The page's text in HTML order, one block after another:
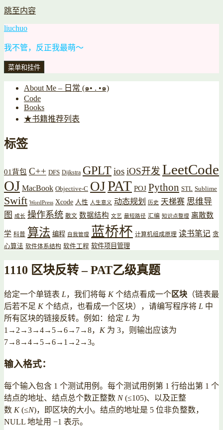
跳至内容
liuchuo
我不管，反正我最萌～
菜单和挂件
About Me – 日常 (๑• . •๑)
Code
Books
★书籍推荐列表
标签
01背包 C++ DFS Dijkstra GPLTiosiOS开发 LeetCode
OJ MacBook Objective-C OJPAT POJ Python STL Sublime
Swift WordPress Xcode 人性 人生意义 动态规划 历史 天梯赛 思维导
图
成长 操作系统 散文 数据结构 文艺 最短路径 汇编 知识点整理 离散数
学 科普 算法 编程 自我管理 蓝桥杯 计算机组成原理 读书笔记 贪
心算法 软件体系结构 软件工程 软件项目管理
1110 区块反转 – PAT乙级真题
给定一个单链表 L，我们将每 K个结点看成一个区块 （链表最
后若不足 K个结点，也看成一个区块），请编写程序将 L 中
所有区块的链接反转。例如：给定 L 为
1→2→3→4→5→6→7→8， K为 3，则输出应该为
7→8→4→5→6→1→2→3。
输入格式：
每个输入包含 1 个测试用例。每个测试用例第 1 行给出第 1 个
结点的地址、结点总个数正整数 N(≤105)、以及正整
数 K(≤N)，即区块的大小。结点的地址是 5 位非负整数，
NULL 地址用 −1 表示。